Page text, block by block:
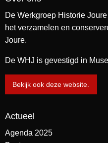
De Werkgroep Historie
het verzamelen en
Joure.
De WHJ is gevestigd in
Bekijk ook deze website.
Actueel
Agenda 2025